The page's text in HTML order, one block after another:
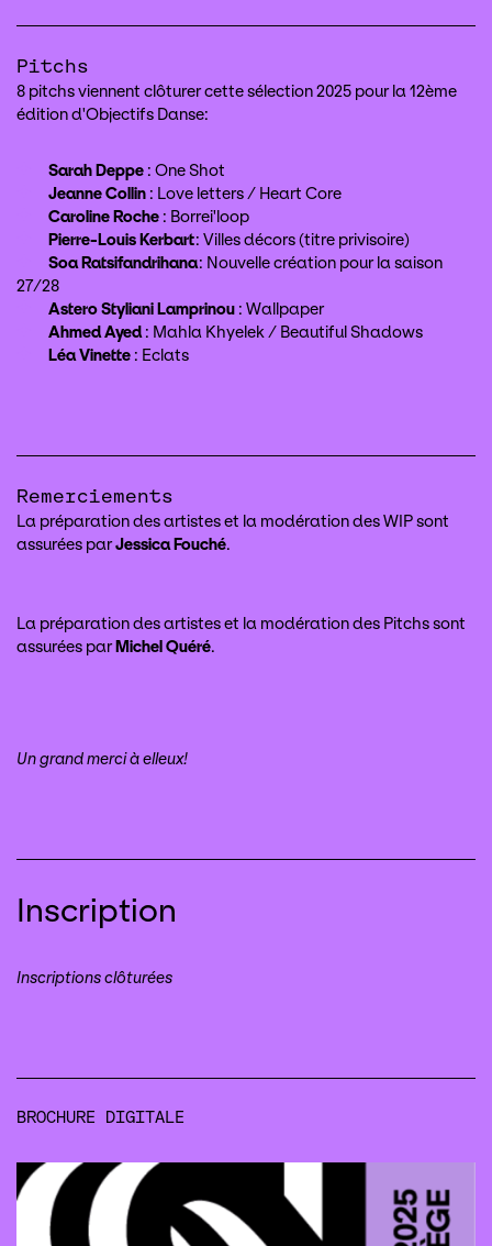
Pitchs
8 pitchs viennent clôturer cette sélection 2025 pour la 12ème
édition d'Objectifs Danse:
Sarah Deppe : One Shot
Jeanne Collin : Love letters / Heart Core
Caroline Roche : Borrei'loop
Pierre-Louis Kerbart: Villes décors (titre privisoire)
Soa Ratsifandrihana: Nouvelle création pour la saison
27/28
Astero Styliani Lamprinou : Wallpaper
Ahmed Ayed: Mahla Khyelek / Beautiful Shadows
Léa Vinette : Eclats
Remerciements
La préparation des artistes et la modération des WIP sont
assurées parJessica Fouché.
La préparation des artistes et la modération des Pitchs sont
assurées par Michel Quéré.
Un grand merci à elleux!
Inscription
Inscriptions clôturées
BROCHURE DIGITALE
Document